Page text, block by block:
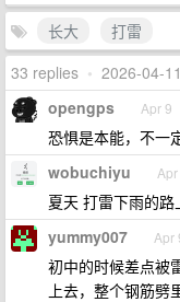
长大
打雷
33 replies • 2026-04-
opengps Apr 9
恐惧是本能，不一
wobuchiyu
夏天 打雷下雨的路
yummy007 Apr
初中的时候差点被
上去，整个钢筋劈